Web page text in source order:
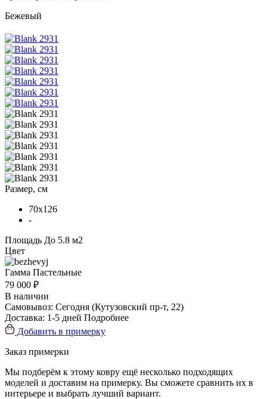
Бежевый
Размер, см
70x126
-
Площадь До 5.8 м2
Цвет
Гамма Пастельные
79 000 ₽
В наличии
Самовывоз: Сегодня (Кутузовский пр-т, 22)
Доставка: 1-5 дней Подробнее
Добавить в примерку
Заказ примерки
Мы подберём к этому ковру ещё несколько подходящих
моделей и доставим на примерку. Вы сможете сравнить их в
интерьере и выбрать лучший вариант.